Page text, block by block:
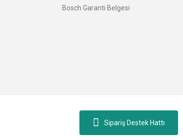
Sipariş Destek Hattı
Bosch Garanti Belgesi